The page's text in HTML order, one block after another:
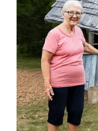
TAPANULI
SELATAN
WN
TANJUNG
LESUNG
WN